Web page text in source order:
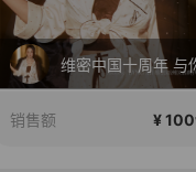
继续清货 宠粉丝
销售额 ¥